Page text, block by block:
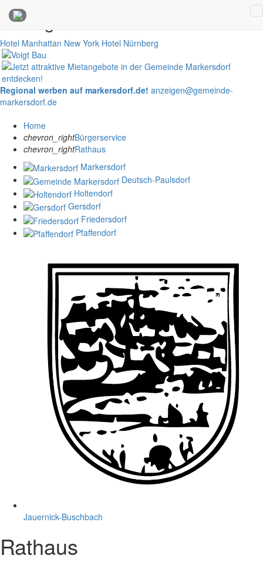
Anzeigen
Hotel Manhattan New York Hotel Nürnberg
Regional werben auf markersdorf.de! anzeigen@gemeinde-
markersdorf.de
Home
chevron_rightBürgerservice
chevron_rightRathaus
Markersdorf
Deutsch-Paulsdorf
Holtendorf
Gersdorf
Friedersdorf
Pfaffendorf
Jauernick-Buschbach
Rathaus